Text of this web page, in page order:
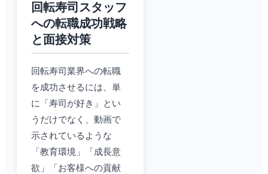
回転寿司スタッフ
への転職成功戦略
と面接対策
回転寿司業界への転職
を成功させるには、単
に「寿司が好き」とい
うだけでなく、動画で
示されているような
「教育環境」「成長意
欲」「お客様への貢献